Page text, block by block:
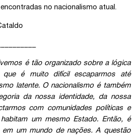
no nacionalismo atual.
é tão organizado sobre a lógica
que é muito difícil escaparmos até
latente. O nacionalismo é também
da nossa identidade, da nossa
com comunidades políticas e
um mesmo Estado. Então, é
em um mundo de nações. A questão